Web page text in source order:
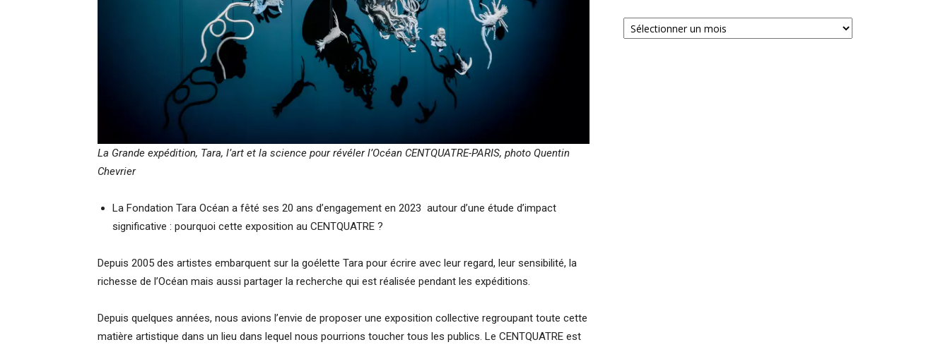
La Grande expédition, Tara, l’art et la science pour révéler l’Océan CENTQUATRE-PARIS, photo Quentin
Chevrier
La Fondation Tara Océan a fêté ses 20 ans d’engagement en 2023 autour d’une étude d’impact
significative : pourquoi cette exposition au CENTQUATRE ?
Depuis 2005 des artistes embarquent sur la goélette Tara pour écrire avec leur regard, leur sensibilité, la
richesse de l’Océan mais aussi partager la recherche qui est réalisée pendant les expéditions.
Depuis quelques années, nous avions l’envie de proposer une exposition collective regroupant toute cette
matière artistique dans un lieu dans lequel nous pourrions toucher tous les publics. Le CENTQUATRE est
Archives